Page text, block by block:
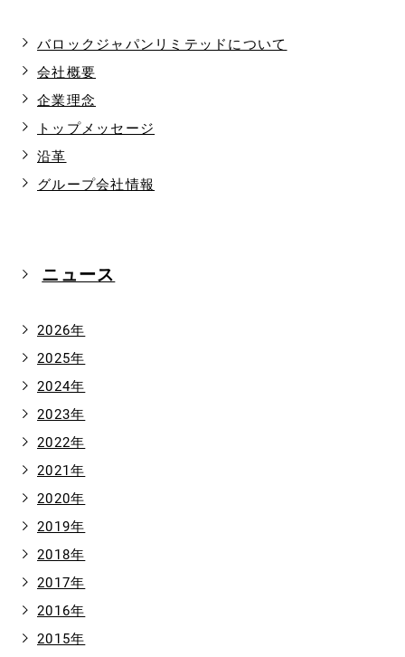
バロックジャパンリミテッドについて
会社概要
企業理念
トップメッセージ
沿革
グループ会社情報
ニュース
2026年
2025年
2024年
2023年
2022年
2021年
2020年
2019年
2018年
2017年
2016年
2015年